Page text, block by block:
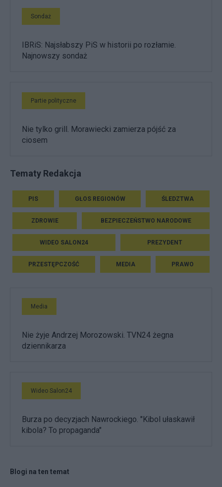
Sondaż
IBRiS: Najsłabszy PiS w historii po rozłamie.
Najnowszy sondaż
Partie polityczne
Nie tylko grill. Morawiecki zamierza pójść za
ciosem
Tematy Redakcja
PIS GŁOS REGIONÓW ŚLEDZTWA
ZDROWIE BEZPIECZEŃSTWO NARODOWE
WIDEO SALON24 PREZYDENT
PRZESTĘPCZOŚĆ MEDIA PRAWO
Media
Nie żyje Andrzej Morozowski. TVN24 żegna
dziennikarza
Wideo Salon24
Burza po decyzjach Nawrockiego. "Kibol ułaskawił
kibola? To propaganda"
Blogi na ten temat